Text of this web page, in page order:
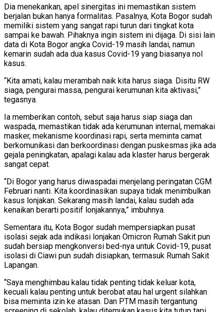
Dia menekankan, apel sinergitas ini memastikan sistem
berjalan bukan hanya formalitas. Pasalnya, Kota Bogor sudah
memiliki sistem yang sangat rapi turun dari tingkat kota
sampai ke bawah. Pihaknya ingin sistem ini dijaga. Di sisi lain
data di Kota Bogor angka Covid-19 masih landai, namun
kemarin sudah ada dua kasus Covid-19 yang biasanya nol
kasus.
“Kita amati, kalau merambah naik kita harus siaga. Disitu RW
siaga, pengurai massa, pengurai kerumunan kita aktivasi,”
tegasnya.
Ia memberikan contoh, sebut saja harus siap siaga dan
waspada, memastikan tidak ada kerumunan internal, memakai
masker, mekanisme koordinasi rapi, serta meminta camat
berkomunikasi dan berkoordinasi dengan puskesmas jika ada
gejala peningkatan, apalagi kalau ada klaster harus bergerak
sangat cepat.
“Di Bogor yang harus diwaspadai menjelang peringatan CGM
Februari nanti. Kita koordinasikan supaya tidak menimbulkan
kasus lonjakan. Sekarang masih landai, kalau sudah ada
kenaikan berarti positif lonjakannya,” imbuhnya.
Sementara itu, Kota Bogor sudah mempersiapkan pusat
isolasi sejak ada indikasi lonjakan Omicron Rumah Sakit pun
sudah bersiap mengkonversi bed-nya untuk Covid-19, pusat
isolasi di Ciawi pun sudah disiapkan, termasuk Rumah Sakit
Lapangan.
“Saya menghimbau kalau tidak penting tidak keluar kota,
kecuali kalau penting untuk berobat atau hal urgent silahkan
bisa meminta izin ke atasan. Dan PTM masih tergantung